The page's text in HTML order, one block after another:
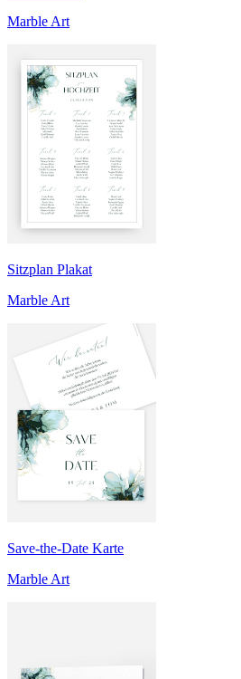
Marble Art
Sitzplan Plakat
Marble Art
Save-the-Date Karte
Marble Art